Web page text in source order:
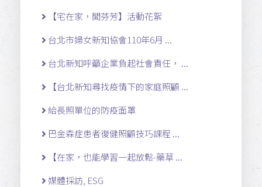
【宅在家，聞芬芳】活動花絮
台北市婦女新知協會110年6月 ...
台北新知呼籲企業負起社會責任， ...
【台北新知尋找疫情下的家庭照顧 ...
給長照單位的防疫面罩
巴金森症患者復健照顧技巧課程 ...
【在家，也能學習一起放鬆-藥草 ...
媒體採訪, ESG